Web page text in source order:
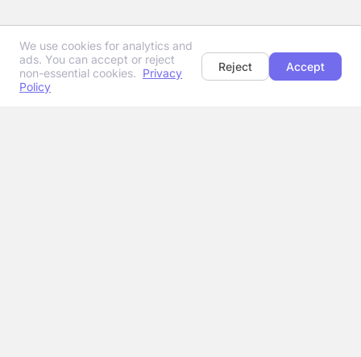
We use cookies for analytics and
ads. You can accept or reject
non-essential cookies. Privacy
Policy
Reject Accept